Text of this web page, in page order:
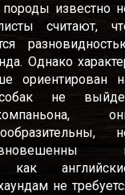
известно
считают,
Однако
ориентирован
не
как
не